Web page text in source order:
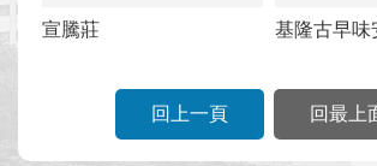
宣騰莊
基隆古早味
回上一頁 回最上